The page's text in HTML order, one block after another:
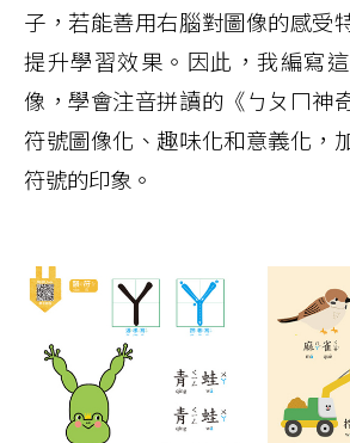
子，若能善用右腦對圖像的感受
提升學習效果。因此，我編寫
像，學會注音拼讀的《ㄅㄆㄇ神
符號圖像化、趣味化和意義化，
符號的印象。